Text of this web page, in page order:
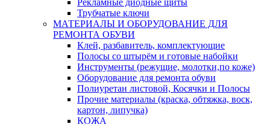
Рекламные диодные щиты
Трубчатые ключи
МАТЕРИАЛЫ И ОБОРУДОВАНИЕ ДЛЯ
РЕМОНТА ОБУВИ
Клей, разбавитель, комплектующие
Полосы со штырём и готовые набойки
Инструменты (режущие, молотки,по коже)
Оборудование для ремонта обуви
Полиуретан листовой, Косячки и Полосы
Прочие материалы (краска, обтяжка, воск,
картон, липучка)
КОЖА